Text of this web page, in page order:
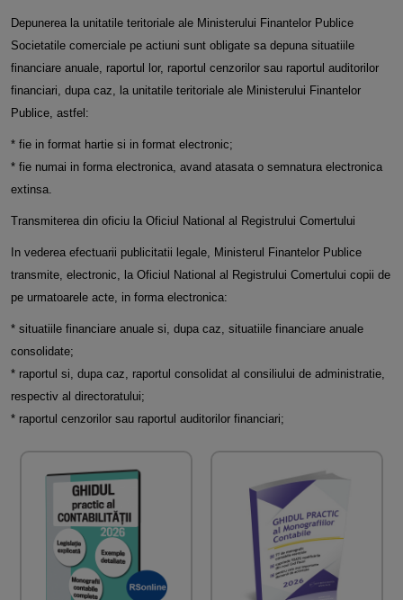
Depunerea la unitatile teritoriale ale Ministerului Finantelor Publice
Societatile comerciale pe actiuni sunt obligate sa depuna situatiile
financiare anuale, raportul lor, raportul cenzorilor sau raportul auditorilor
financiari, dupa caz, la unitatile teritoriale ale Ministerului Finantelor
Publice, astfel:
* fie in format hartie si in format electronic;
* fie numai in forma electronica, avand atasata o semnatura electronica
extinsa.
Transmiterea din oficiu la Oficiul National al Registrului Comertului
In vederea efectuarii publicitatii legale, Ministerul Finantelor Publice
transmite, electronic, la Oficiul National al Registrului Comertului copii de
pe urmatoarele acte, in forma electronica:
* situatiile financiare anuale si, dupa caz, situatiile financiare anuale
consolidate;
* raportul si, dupa caz, raportul consolidat al consiliului de administratie,
respectiv al directoratului;
* raportul cenzorilor sau raportul auditorilor financiari;